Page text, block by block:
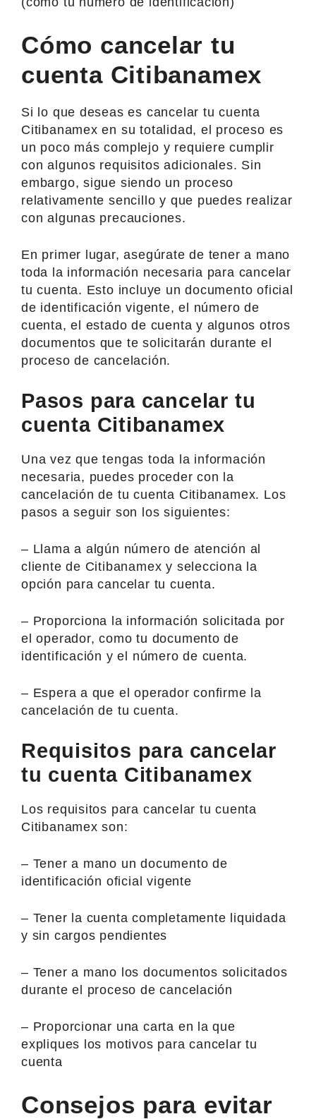
Cómo cancelar tu
cuenta Citibanamex
Si lo que deseas es cancelar tu cuenta
Citibanamex en su totalidad, el proceso es
un poco más complejo y requiere cumplir
con algunos requisitos adicionales. Sin
embargo, sigue siendo un proceso
relativamente sencillo y que puedes realizar
con algunas precauciones.
En primer lugar, asegúrate de tener a mano
toda la información necesaria para cancelar
tu cuenta. Esto incluye un documento oficial
de identificación vigente, el número de
cuenta, el estado de cuenta y algunos otros
documentos que te solicitarán durante el
proceso de cancelación.
Pasos para cancelar tu
cuenta Citibanamex
Una vez que tengas toda la información
necesaria, puedes proceder con la
cancelación de tu cuenta Citibanamex. Los
pasos a seguir son los siguientes:
– Llama a algún número de atención al
cliente de Citibanamex y selecciona la
opción para cancelar tu cuenta.
– Proporciona la información solicitada por
el operador, como tu documento de
identificación y el número de cuenta.
– Espera a que el operador confirme la
cancelación de tu cuenta.
Requisitos para cancelar
tu cuenta Citibanamex
Los requisitos para cancelar tu cuenta
Citibanamex son:
– Tener a mano un documento de
identificación oficial vigente
– Tener la cuenta completamente liquidada
y sin cargos pendientes
– Tener a mano los documentos solicitados
durante el proceso de cancelación
– Proporcionar una carta en la que
expliques los motivos para cancelar tu
cuenta
Consejos para evitar